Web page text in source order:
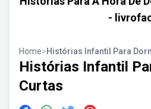
-
Home>Histórias Infantil Para
Histórias Infantil
Curtas